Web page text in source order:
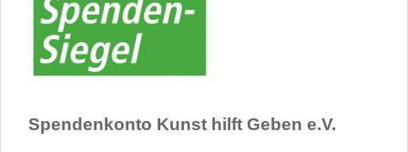
Spendenkonto Kunst hilft Geben e.V.